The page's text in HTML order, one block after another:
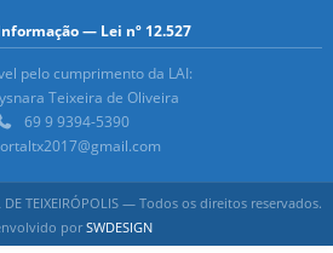
— Lei nº 12.527
pelo cumprimento da LAI:
Teixeira de Oliveira
69 9 9394-5390
DE TEIXEIRÓPOLIS — Todos os direitos reservados.
porSWDESIGN